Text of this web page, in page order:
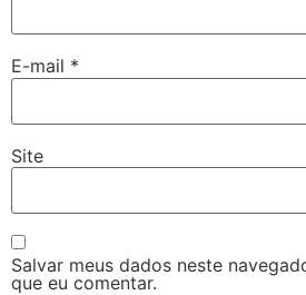
E-mail *
Site
Salvar meus dados neste
que eu comentar.